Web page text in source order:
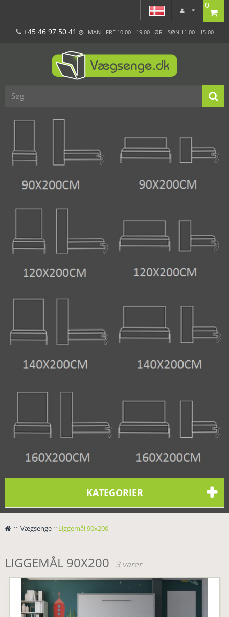
0
+45 46 97 50 41 MAN - FRE 10.00 - 19.00 LØR - SØN 11.00 - 15.00
KATEGORIER
> Vægsenge > Liggemål 90x200
LIGGEMÅL 90X200 3 varer